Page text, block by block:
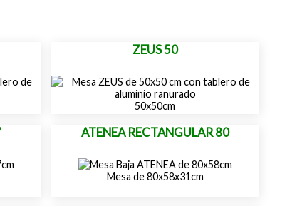
ZEUS 50
50x50cm
ATENEA RECTANGULAR 80
Mesa de 80x58x31cm